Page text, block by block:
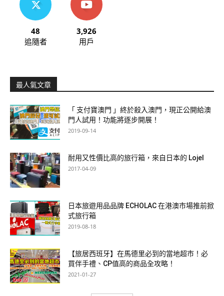
48
追隨者
3,926
用戶
最人氣文章
「 支付寶澳門 」終於殺入澳門，現正公開給澳
門人試用！功能將逐步開展！
2019-09-14
耐用又性價比高的旅行箱，來自日本的 Lojel
2017-04-09
日本旅遊用品品牌 ECHOLAC 在港澳市場推前掀
式旅行箱
2019-08-18
【旅居西班牙】在馬德里必到的當地超市！必
買伴手禮、CP值高的商品全攻略！
2021-01-27